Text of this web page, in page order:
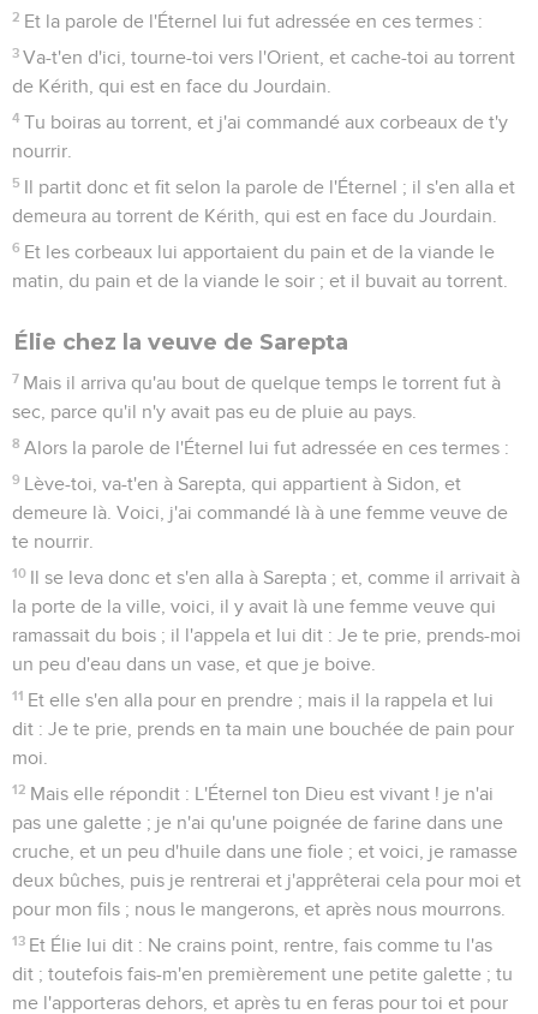
2 Et la parole de l'Éternel lui fut adressée en ces termes :
3 Va-t'en d'ici, tourne-toi vers l'Orient, et cache-toi au torrent
de Kérith, qui est en face du Jourdain.
4 Tu boiras au torrent, et j'ai commandé aux corbeaux de t'y
nourrir.
5 Il partit donc et fit selon la parole de l'Éternel ; il s'en alla et
demeura au torrent de Kérith, qui est en face du Jourdain.
6 Et les corbeaux lui apportaient du pain et de la viande le
matin, du pain et de la viande le soir ; et il buvait au torrent.
Élie chez la veuve de Sarepta
7 Mais il arriva qu'au bout de quelque temps le torrent fut à
sec, parce qu'il n'y avait pas eu de pluie au pays.
8 Alors la parole de l'Éternel lui fut adressée en ces termes :
9 Lève-toi, va-t'en à Sarepta, qui appartient à Sidon, et
demeure là. Voici, j'ai commandé là à une femme veuve de
te nourrir.
10 Il se leva donc et s'en alla à Sarepta ; et, comme il arrivait à
la porte de la ville, voici, il y avait là une femme veuve qui
ramassait du bois ; il l'appela et lui dit : Je te prie, prends-moi
un peu d'eau dans un vase, et que je boive.
11 Et elle s'en alla pour en prendre ; mais il la rappela et lui
dit : Je te prie, prends en ta main une bouchée de pain pour
moi.
12 Mais elle répondit : L'Éternel ton Dieu est vivant ! je n'ai
pas une galette ; je n'ai qu'une poignée de farine dans une
cruche, et un peu d'huile dans une fiole ; et voici, je ramasse
deux bûches, puis je rentrerai et j'apprêterai cela pour moi et
pour mon fils ; nous le mangerons, et après nous mourrons.
13 Et Élie lui dit : Ne crains point, rentre, fais comme tu l'as
dit ; toutefois fais-m'en premièrement une petite galette ; tu
me l'apporteras dehors, et après tu en feras pour toi et pour